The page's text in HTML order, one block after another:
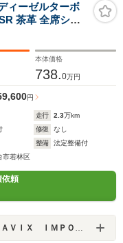
ィーゼルターボ
茶革 全席シー
kardon Bカメラ
ラス&ブライン
本体価格
738.0万円
円
走行 2.3万km
修復
なし
整備
法定整備付
市若林区
依頼
ＯＲＴ 仙台東インター店